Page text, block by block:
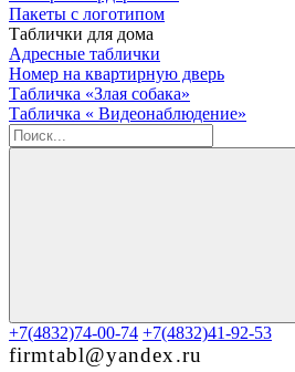
Пакеты с логотипом
Таблички для дома
Адресные таблички
Номер на квартирную дверь
Табличка «Злая собака»
Табличка « Видеонаблюдение»
+7(4832)74-00-74 +7(4832)41-92-53
firmtabl@yandex.ru